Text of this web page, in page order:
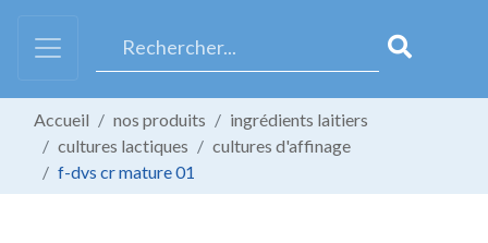
Accueil nos produits
ingrédients laitiers
cultures lactiques
cultures d'affinage
f-dvs cr mature 01